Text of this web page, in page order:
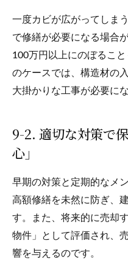
一度カビが広がってしま
で修繕が必要になる場合
100万円以上にのぼるこ
のケースでは、構造材の
大掛かりな工事が必要に
9-2. 適切な対策で
心」
早期の対策と定期的なメ
高額修繕を未然に防ぎ、
す。また、将来的に売却
物件」として評価され、
響を与えるのです。